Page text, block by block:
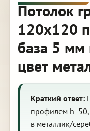
Потолок
120х120
база 5
цвет
Краткий ответ:
профилем
в металлик/